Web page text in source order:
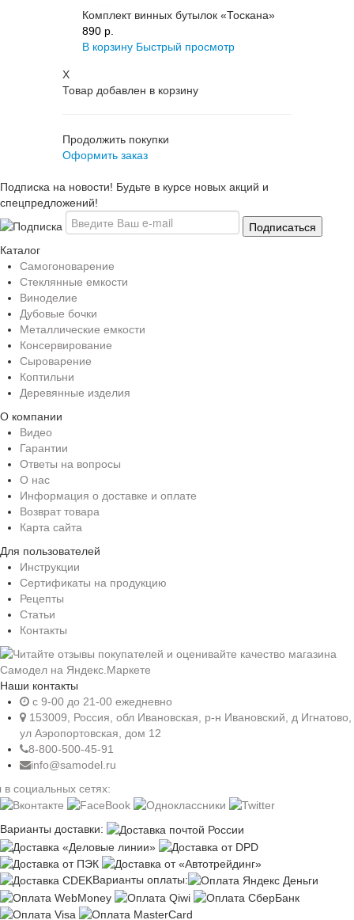
Комплект винных бутылок «Тоскана»
890 p.
В корзину Быстрый просмотр
X
Товар добавлен в корзину
Продолжить покупки
Оформить заказ
Подписка на новости! Будьте в курсе новых акций и
спецпредложений!
Каталог
Самогоноварение
Стеклянные емкости
Виноделие
Дубовые бочки
Металлические емкости
Консервирование
Сыроварение
Коптильни
Деревянные изделия
О компании
Видео
Гарантии
Ответы на вопросы
О нас
Информация о доставке и оплате
Возврат товара
Карта сайта
Для пользователей
Инструкции
Сертификаты на продукцию
Рецепты
Статьи
Контакты
Наши контакты
c 9-00 до 21-00 ежедневно
153009, Россия, обл Ивановская, р-н Ивановский, д Игнатово,
ул Аэропортовская, дом 12
8-800-500-45-91
info@samodel.ru
социальных сетях:
Варианты доставки:
Варианты оплаты: